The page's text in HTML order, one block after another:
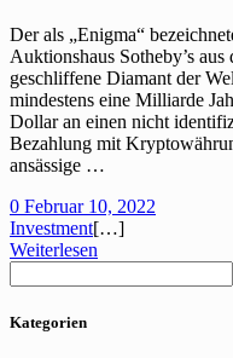
Der als „Enigma“
Auktionshaus Sotheby’s
geschliffene Diamant der
mindestens eine Milliarde
Dollar an einen nicht
Bezahlung mit
ansässige …
0 Februar 10, 2022
Investment[…]
Weiterlesen
Kategorien